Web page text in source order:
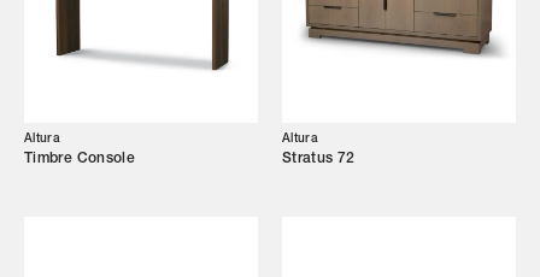
Altura
Timbre Console
Altura
Stratus 72